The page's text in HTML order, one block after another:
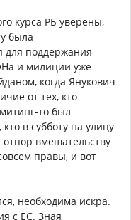
курса РБ уверены,
была
для поддержания
и милиции уже
когда Янукович
от тех, кто
то был
в субботу на улицу
вмешательству
правы, и вот
необходима искра.
с ЕС. Зная